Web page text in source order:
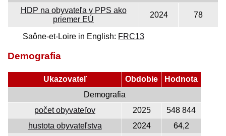
HDP na obyvateľa v PPS ako
priemer EÚ
2024 78
Saône-et-Loire in English: FRC13
Demografia
Ukazovateľ Obdobie
Hodnota
Demografia
počet obyvateľov
2025
548 844
hustota obyvateľstva
2024 64,2